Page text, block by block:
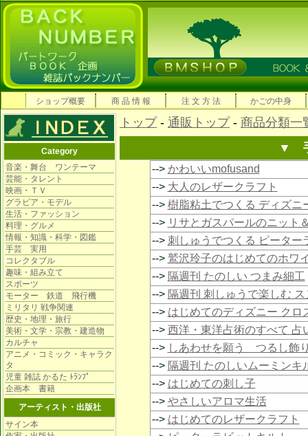
ショップ概要 商 品 情 報 注 文 方 法 かごの中身
Category
音楽・舞台 ワンテーマ
芸能・タレント
映画・ＴＶ
グラビア・モデル
生活・ファッション
料理・グルメ
情報・知識・科学・図鑑
手芸 実用
コレクタブル
趣味・組み立て
スポーツ
モーター 鉄道 飛行機
ミリタリ 戦争関連
歴史・地理・旅行
美術・文学・宗教・建造物
カルチャ
アニメ・コミック・キャラク
タ
児童 雑誌 かるた ﾄﾗﾝﾌﾟ
企画本 書籍
アーティスト・出版社
サイン本
トップ- 通販トップ- 商品分類一
▼
--> かわいいmofusand
--> 大人のレザークラフト
--> 樹脂粘土でつくる ディズニ
--> リサとガスパールのニット
--> 刺しゅうでつくる ピーター
--> 鷲沢玲子のはじめてのホワ
--> 隔週刊 たのしい つまみ細工
--> 隔週刊 刺しゅうで楽しむ
--> はじめてのディズニー クロ
--> 西洋・東洋占術のすべて 占
--> しあわせを願う つるし飾
--> 隔週刊 たのしいムーミンキ
--> はじめての刺し子
--> やさしいアロマ生活
--> はじめてのレザークラフト